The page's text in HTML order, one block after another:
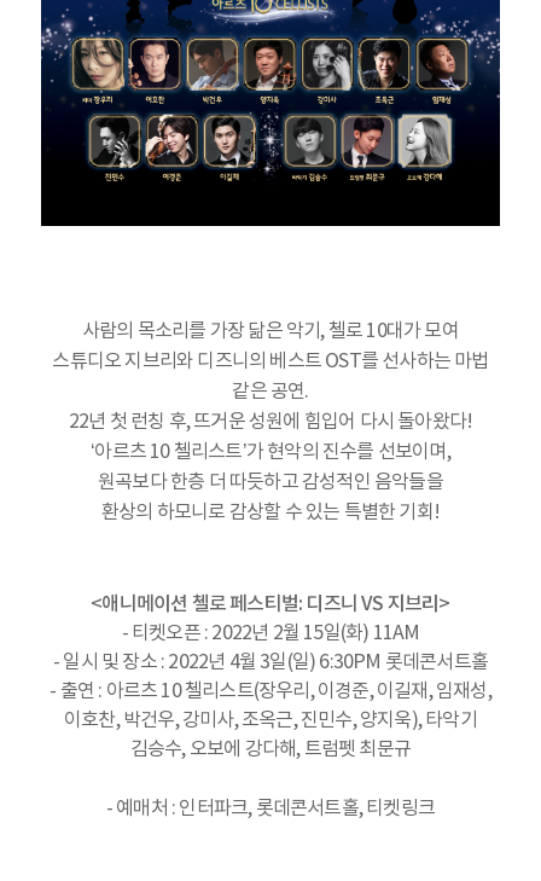
사람의 목소리를 가장 닮은 악기, 첼로 10대가 모여
스튜디오 지브리와 디즈니의 베스트 OST를 선사하는 마법
같은 공연.
22년 첫 런칭 후, 뜨거운 성원에 힘입어 다시 돌아왔다!
‘아르츠 10 첼리스트’가 현악의 진수를 선보이며,
원곡보다 한층 더 따듯하고 감성적인 음악들을
환상의 하모니로 감상할 수 있는 특별한 기회!
<애니메이션 첼로 페스티벌: 디즈니 VS 지브리>
- 티켓오픈 : 2022년 2월 15일(화) 11AM
- 일시 및 장소 : 2022년 4월 3일(일) 6:30PM 롯데콘서트홀
- 출연 : 아르츠 10 첼리스트(장우리, 이경준, 이길재, 임재성,
이호찬, 박건우, 강미사, 조옥근, 진민수, 양지욱), 타악기
김승수, 오보에 강다해, 트럼펫 최문규
- 예매처 : 인터파크, 롯데콘서트홀, 티켓링크